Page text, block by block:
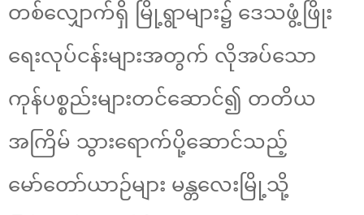
တစ်လျှောက်ရှိ မြို့ရွာများ၌ ဒေသဖွံ့ဖြိုး
ရေးလုပ်ငန်းများအတွက် လိုအပ်သော
ကုန်ပစ္စည်းများတင်ဆောင်၍ တတိယ
အကြိမ် သွားရောက်ပို့ဆောင်သည့်
မော်တော်ယာဉ်များ မန္တလေးမြို့သို့